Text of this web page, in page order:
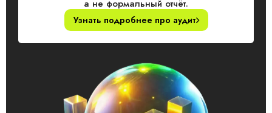
а не формальный отчёт.
Узнать подробнее про аудит